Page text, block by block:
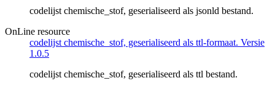
codelijst chemische_stof, geserialiseerd als jsonld bestand.
OnLine resource
codelijst chemische_stof, geserialiseerd als ttl-formaat. Versie
1.0.5
codelijst chemische_stof, geserialiseerd als ttl bestand.